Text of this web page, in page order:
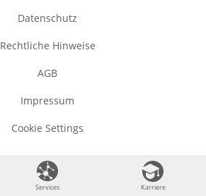
Services Karriere
GBA Group
Datenschutz
Rechtliche Hinweise
AGB
Impressum
Cookie Settings
Services Karriere